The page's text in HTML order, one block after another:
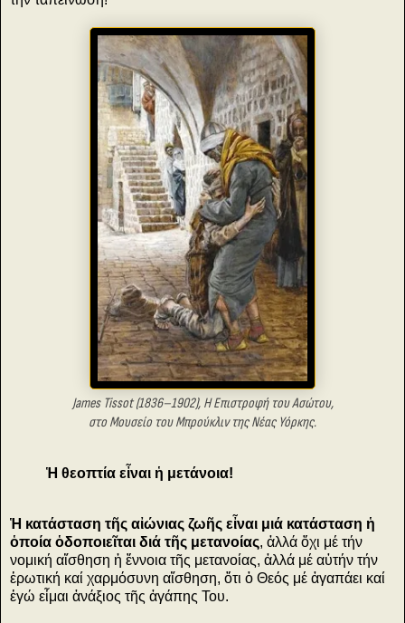
James Tissot (1836–1902), Η Επιστροφή του Ασώτου,
στο Μουσείο του Μπρούκλιν της Νέας Υόρκης.
Ἡ θεοπτία εἶναι ἡ μετάνοια!
Ἡ κατάσταση τῆς αἰώνιας ζωῆς εἶναι μιά κατάσταση ἡ
ὁποία ὁδοποιεῖται διά τῆς μετανοίας, ἀλλά ὄχι μέ τήν
νομική αἴσθηση ἡ ἔννοια τῆς μετανοίας, ἀλλά μέ αὐτήν τήν
ἐρωτική καί χαρμόσυνη αἴσθηση, ὅτι ὁ Θεός μέ ἀγαπάει καί
ἐγώ εἶμαι ἀνάξιος τῆς ἀγάπης Του.